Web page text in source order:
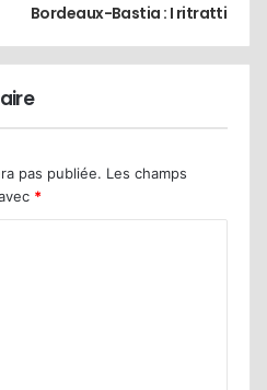
Bordeaux-Bastia : I ritratti
pas publiée. Les champs
*